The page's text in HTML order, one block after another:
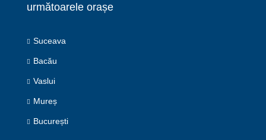
următoarele orașe
Suceava
Bacău
Vaslui
Mureș
București